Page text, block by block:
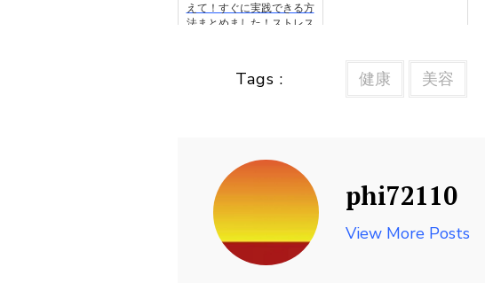
えて！すぐに実践できる方
法まとめました！ストレス
Tags : 健康 美容
phi72110
View More Posts